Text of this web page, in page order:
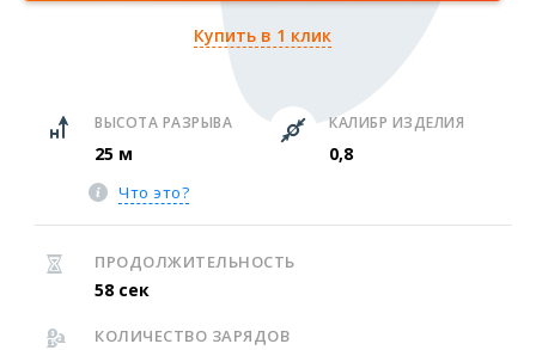
Купить в 1 клик
ВЫСОТА РАЗРЫВА
25 м
КАЛИБР ИЗДЕЛИЯ
0,8
Что это?
ПРОДОЛЖИТЕЛЬНОСТЬ
58 сек
КОЛИЧЕСТВО ЗАРЯДОВ